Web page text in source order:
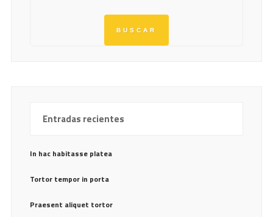
Entradas recientes
In hac habitasse platea
Tortor tempor in porta
Praesent aliquet tortor